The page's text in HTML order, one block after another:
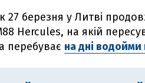
27 березня у Литві
Hercules, на якій
перебуває на дні водойми